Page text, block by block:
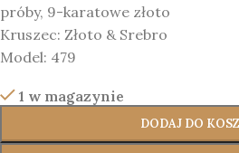
próby, 9-karatowe złoto
Kruszec: Złoto & Srebro
Model: 479
1 w magazynie
DODAJ DO